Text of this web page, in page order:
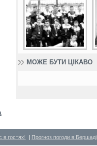
МОЖЕ БУТИ ЦІКАВО
в гостях! | Прогноз погоди в Бершаді